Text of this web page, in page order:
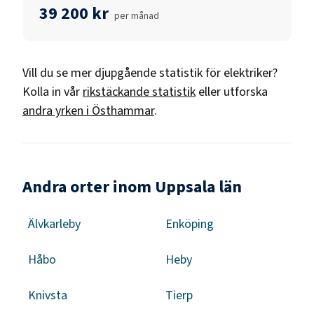
39 200 kr per månad
Vill du se mer djupgående statistik för elektriker?
Kolla in vår rikstäckande statistik eller utforska
andra yrken i Östhammar.
Andra orter inom Uppsala län
Älvkarleby Enköping
Håbo Heby
Knivsta Tierp